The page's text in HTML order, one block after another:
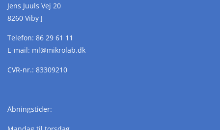
Jens Juuls Vej 20
8260 Viby J
Telefon: 86 29 61 11
E-mail: ml@mikrolab.dk
CVR-nr.: 83309210
Åbningstider: